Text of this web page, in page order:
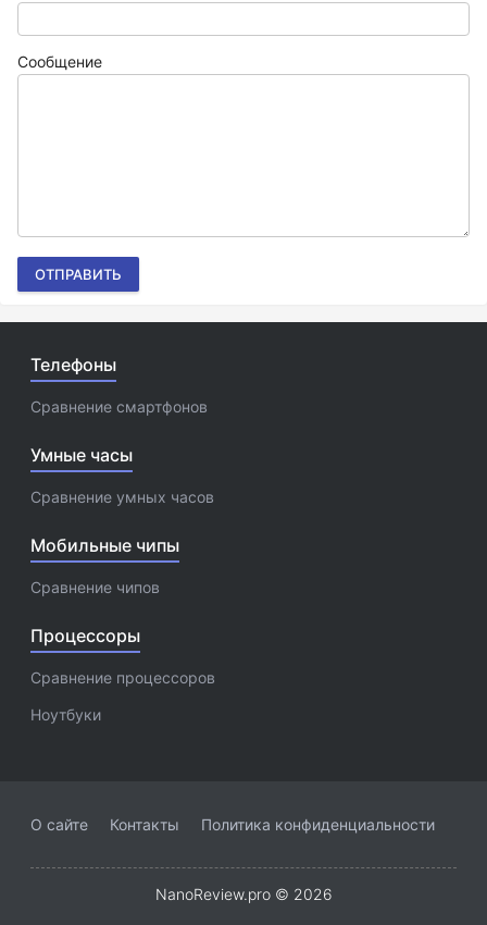
Сообщение
ОТПРАВИТЬ
Телефоны
Сравнение смартфонов
Умные часы
Сравнение умных часов
Мобильные чипы
Сравнение чипов
Процессоры
Сравнение процессоров
Ноутбуки
О сайте Контакты Политика конфиденциальности
NanoReview.pro © 2026